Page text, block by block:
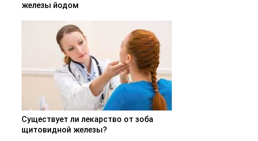
железы йодом
Существует ли лекарство от зоба
щитовидной железы?